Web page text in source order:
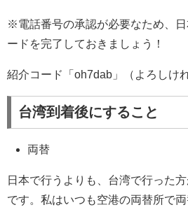
※電話番号の承認が必要なため、
ードを完了しておきましょう！
紹介コード「oh7dab」（よろしけ
台湾到着後にすること
両替
日本で行うよりも、台湾で行った
です。私はいつも空港の両替所で両